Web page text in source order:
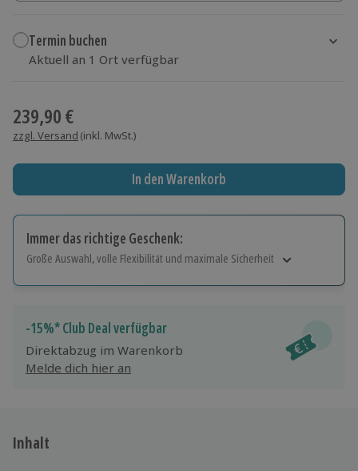
Termin buchen
Aktuell an 1 Ort verfügbar
239,90 €
zzgl. Versand (inkl. MwSt.)
In den Warenkorb
Immer das richtige Geschenk:
Große Auswahl, volle Flexibilität und maximale Sicherheit
Jeder Gutschein für alle Erlebnisse einlösbar.
Maximale Sicherheit
10 Jahre gültig & verlängerbar.
-15%* Club Deal verfügbar
Direktabzug im Warenkorb
Melde dich hier an
Inhalt